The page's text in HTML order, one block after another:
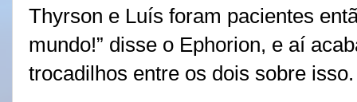
Thyrson e Luís foram pacientes
mundo!” disse o Ephorion, e aí
trocadilhos entre os dois sobre isso.